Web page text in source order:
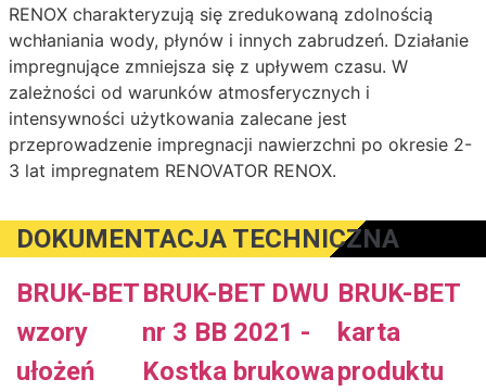
RENOX charakteryzują się zredukowaną zdolnością
wchłaniania wody, płynów i innych zabrudzeń. Działanie
impregnujące zmniejsza się z upływem czasu. W
zależności od warunków atmosferycznych i
intensywności użytkowania zalecane jest
przeprowadzenie impregnacji nawierzchni po okresie 2-
3 lat impregnatem RENOVATOR RENOX.
DOKUMENTACJA TECHNICZNA
BRUK-BET
wzory
ułożeń
BRUK-BET DWU
nr 3 BB 2021 -
Kostka brukowa
BRUK-BET
karta
produktu